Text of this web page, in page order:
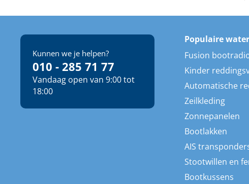
Kunnen we je helpen?
010 - 285 71 77
Vandaag open van 9:00 tot
18:00
Populaire
Fusion
Kinder
Automatische
Zeilkleding
Zonnepanelen
Bootlakken
AIS
Stootwillen en
Bootkussens